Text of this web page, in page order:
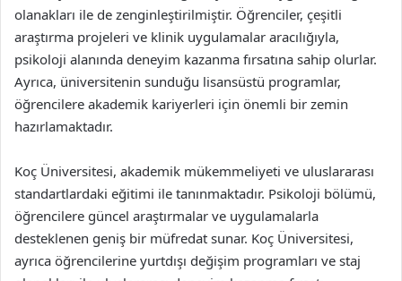
olanakları ile de zenginleştirilmiştir. Öğrenciler, çeşitli
araştırma projeleri ve klinik uygulamalar aracılığıyla,
psikoloji alanında deneyim kazanma fırsatına sahip olurlar.
Ayrıca, üniversitenin sunduğu lisansüstü programlar,
öğrencilere akademik kariyerleri için önemli bir zemin
hazırlamaktadır.
Koç Üniversitesi, akademik mükemmeliyeti ve uluslararası
standartlardaki eğitimi ile tanınmaktadır. Psikoloji bölümü,
öğrencilere güncel araştırmalar ve uygulamalarla
desteklenen geniş bir müfredat sunar. Koç Üniversitesi,
ayrıca öğrencilerine yurtdışı değişim programları ve staj